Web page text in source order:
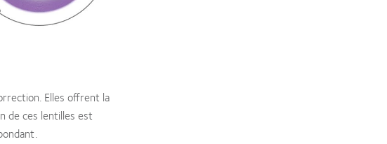
Elles offrent la
de ces lentilles est